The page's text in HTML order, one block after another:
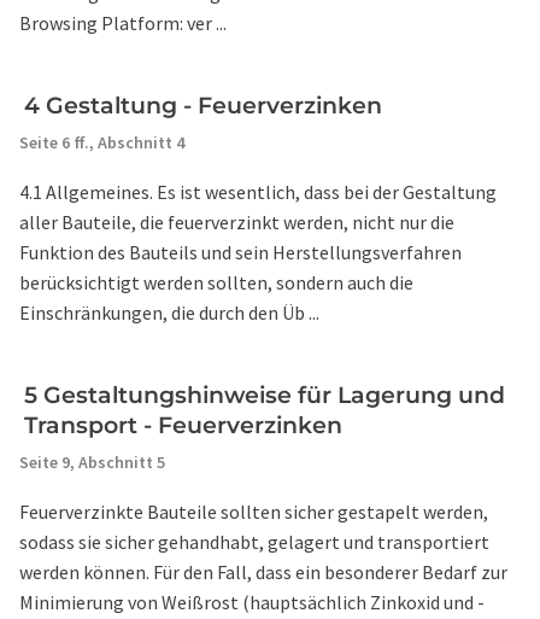
Browsing Platform: ver ...
4 Gestaltung - Feuerverzinken
Seite 6 ff., Abschnitt 4
4.1 Allgemeines. Es ist wesentlich, dass bei der Gestaltung
aller Bauteile, die feuerverzinkt werden, nicht nur die
Funktion des Bauteils und sein Herstellungsverfahren
berücksichtigt werden sollten, sondern auch die
Einschränkungen, die durch den Üb ...
5 Gestaltungshinweise für Lagerung und
Transport - Feuerverzinken
Seite 9, Abschnitt 5
Feuerverzinkte Bauteile sollten sicher gestapelt werden,
sodass sie sicher gehandhabt, gelagert und transportiert
werden können. Für den Fall, dass ein besonderer Bedarf zur
Minimierung von Weißrost (hauptsächlich Zinkoxid und -